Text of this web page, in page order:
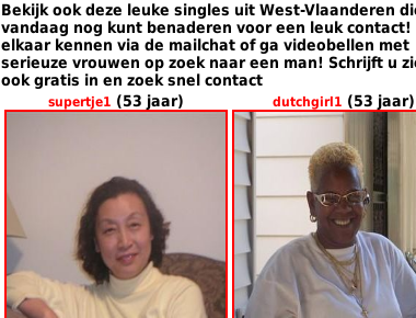
Bekijk ook deze leuke singles uit West-Vlaanderen
vandaag nog kunt benaderen voor een leuk contact!
elkaar kennen via de mailchat of ga videobellen met
serieuze vrouwen op zoek naar een man! Schrijft u
ook gratis in en zoek snel contact
supertje1 (53 jaar) dutchgirl1 (53 jaar)